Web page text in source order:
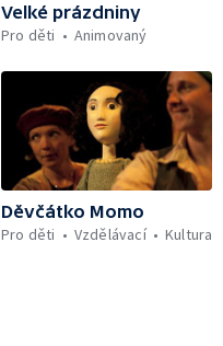
Velké prázdniny
Pro děti
Animovaný
Děvčátko Momo
Pro děti
Vzdělávací Kultura